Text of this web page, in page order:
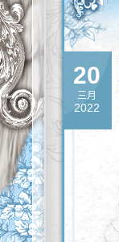
20
三月
2022